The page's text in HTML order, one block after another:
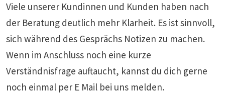
Viele unserer Kundinnen und Kunden haben nach
der Beratung deutlich mehr Klarheit. Es ist sinnvoll,
sich während des Gesprächs Notizen zu machen.
Wenn im Anschluss noch eine kurze
Verständnisfrage auftaucht, kannst du dich gerne
noch einmal per E Mail bei uns melden.